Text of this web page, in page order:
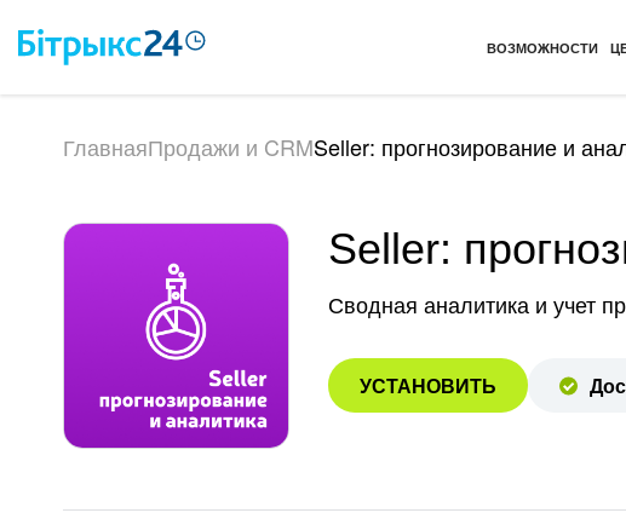
ВОЗМОЖНОСТИ
ГлавнаяПродажи и CRMSeller: прогнозирование и
Seller:
Сводная аналитика и учет
УСТАНОВИТЬ